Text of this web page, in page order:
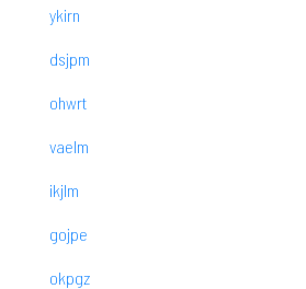
ykirn
dsjpm
ohwrt
vaelm
ikjlm
gojpe
okpgz